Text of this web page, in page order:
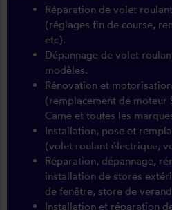
Réparation de volet
(réglages fin de course,
etc).
Dépannage de volet
modèles.
Rénovation et
(remplacement de moteur
Came et toutes les
Installation, pose et
(volet roulant électrique,
Réparation, dépannage,
installation de stores
de fenêtre, store de
Installation et réparation